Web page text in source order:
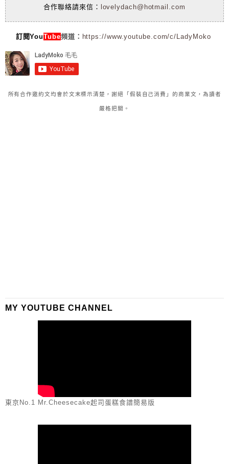
合作聯絡請來信： lovelydach@hotmail.com
訂閱YouTube頻道： https://www.youtube.com/c/LadyMoko
所有合作邀約文均會於文末標示清楚，謝絕「假裝自己消費」的商業文，為讀者
嚴格把關。
MY YOUTUBE CHANNEL
東京No.1 Mr.Cheesecake起司蛋糕食譜簡易版